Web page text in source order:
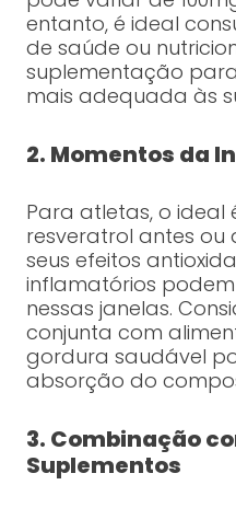
entanto, é ideal
de saúde ou
suplementação
mais adequada às
2. Momentos da
Para atletas, o ideal
resveratrol antes ou
seus efeitos
inflamatórios
nessas janelas.
conjunta com
gordura saudável
absorção do
3. Combinação
Suplementos